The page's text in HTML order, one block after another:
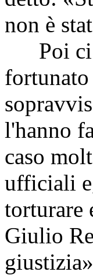
non è
Poi ci
fortunato
l'hanno
caso
ufficiali
torturare
Giulio